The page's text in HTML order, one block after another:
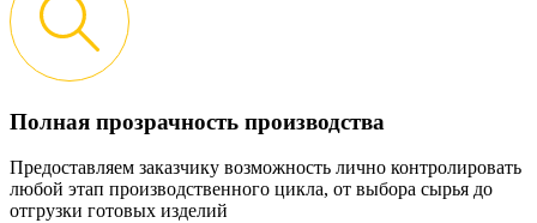
Полная прозрачность производства
Предоставляем заказчику возможность лично контролировать
любой этап производственного цикла, от выбора сырья до
отгрузки готовых изделий